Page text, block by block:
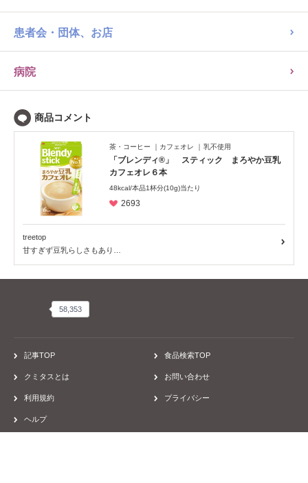
患者会・団体、お店
病院
茶・コーヒー カフェオレ 乳不使用
「ブレンディ®」 スティック まろやか豆乳
カフェオレ６本
48kcal/本品1杯分(10g)当たり
2693
treetop
甘すぎず豆乳らしさもあり…
58,353
記事TOP 食品検索TOP
クミタスとは お問い合わせ
利用規約 プライバシー
ヘルプ